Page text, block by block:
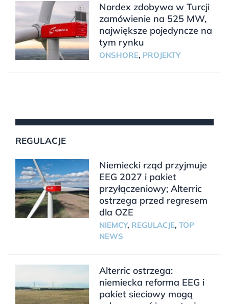
Nordex zdobywa w Turcji
zamówienie na 525 MW,
największe pojedyncze na
tym rynku
ONSHORE, PROJEKTY
REGULACJE
Niemiecki rząd przyjmuje
EEG 2027 i pakiet
przyłączeniowy; Alterric
ostrzega przed regresem
dla OZE
NIEMCY, REGULACJE, TOP
NEWS
Alterric ostrzega:
niemiecka reforma EEG i
pakiet sieciowy mogą